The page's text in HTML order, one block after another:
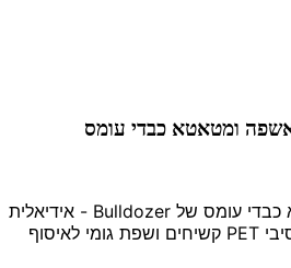
מערכת כף אשפה ומטאטא כבדי עומס של Bulldozer - אידיאלית
לניקוי ביתי וחיצוני. כוללת סיבי PET קשיחים ושפת גומי לאיסוף